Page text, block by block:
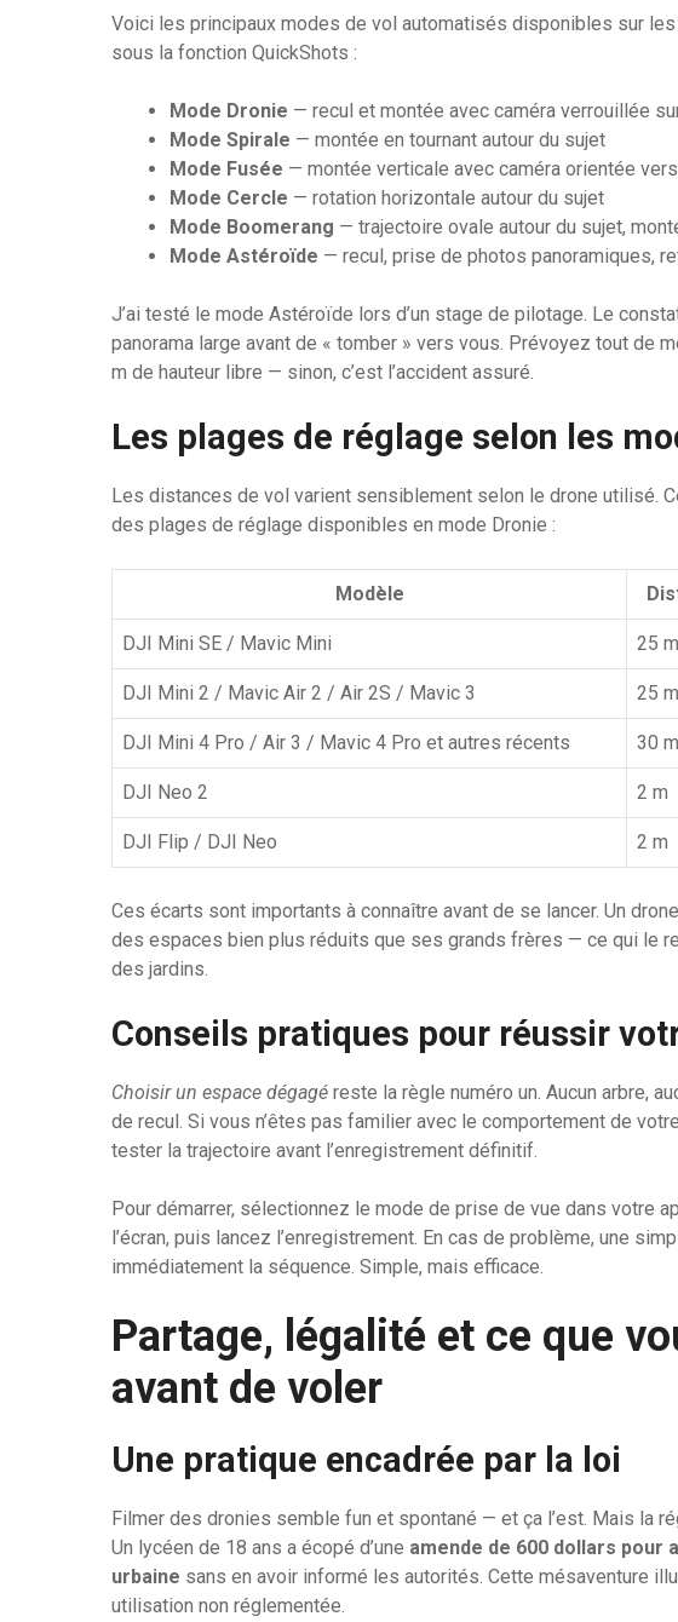
Voici les principaux modes de vol automatisés disponibles sur
sous la fonction QuickShots :
Mode Dronie — recul et montée avec caméra verrouillée
Mode Spirale — montée en tournant autour du sujet
Mode Fusée — montée verticale avec caméra orientée
Mode Cercle — rotation horizontale autour du sujet
Mode Boomerang — trajectoire ovale autour du sujet,
Mode Astéroïde — recul, prise de photos panoramiques,
J’ai testé le mode Astéroïde lors d’un stage de pilotage. Le
panorama large avant de « tomber » vers vous. Prévoyez tout de
m de hauteur libre — sinon, c’est l’accident assuré.
Les plages de réglage selon les
Les distances de vol varient sensiblement selon le drone utilisé.
des plages de réglage disponibles en mode Dronie :
Modèle
DJI Mini SE / Mavic Mini 25 m
DJI Mini 2 / Mavic Air 2 / Air 2S / Mavic 3 25 m
DJI Mini 4 Pro / Air 3 / Mavic 4 Pro et autres récents 30 m
DJI Neo 2 2 m
DJI Flip / DJI Neo 2 m
Ces écarts sont importants à connaître avant de se lancer. Un
des espaces bien plus réduits que ses grands frères — ce qui le
des jardins.
Conseils pratiques pour réussir
Choisir un espace dégagé reste la règle numéro un. Aucun arbre,
de recul. Si vous n’êtes pas familier avec le comportement de
tester la trajectoire avant l’enregistrement définitif.
Pour démarrer, sélectionnez le mode de prise de vue dans votre
l’écran, puis lancez l’enregistrement. En cas de problème, une
immédiatement la séquence. Simple, mais efficace.
Partage, légalité et ce que
avant de voler
Une pratique encadrée par la loi
Filmer des dronies semble fun et spontané — et ça l’est. Mais la
Un lycéen de 18 ans a écopé d’une amende de 600 dollars
urbaine sans en avoir informé les autorités. Cette mésaventure
utilisation non réglementée.